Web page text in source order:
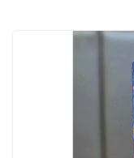
ได้เต
มหา
เขา
8.8
ปร
“ด
พร้อ